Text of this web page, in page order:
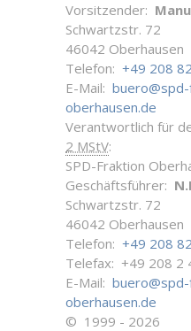
Vorsitzender:
Schwartzstr. 72
46042 Oberhausen
Telefon: +49 208
E-Mail:
oberhausen.de
Verantwortlich für
2 MStV:
SPD-Fraktion
Geschäftsführer:
Schwartzstr. 72
46042 Oberhausen
Telefon: +49 208
Telefax: +49 208 2
E-Mail:
oberhausen.de
© 1999 - 2026